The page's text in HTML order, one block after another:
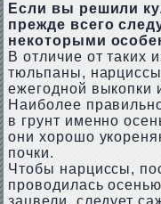
Если вы решили
прежде всего
некоторыми
В отличие от таких
тюльпаны,
ежегодной выкопки
Наиболее
в грунт именно
они хорошо
почки.
Чтобы нарциссы,
проводилась
зацвели, следует